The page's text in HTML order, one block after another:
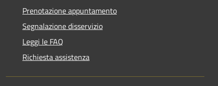
Prenotazione appuntamento
Segnalazione disservizio
Leggi le FAQ
Richiesta assistenza